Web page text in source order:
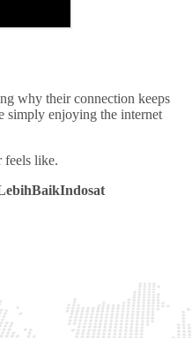
why their connection keeps
simply enjoying the internet
feels like.